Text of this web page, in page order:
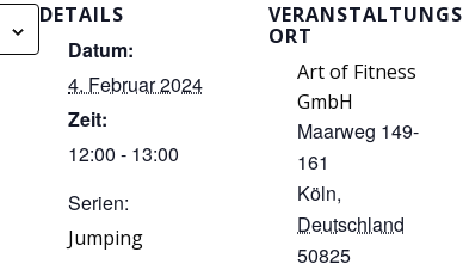
DETAILS
Datum:
4. Februar 2024
Zeit:
12:00 - 13:00
Serien:
Jumping
VERANSTALTUNGS
ORT
Art of Fitness
GmbH
Maarweg 149-
161
Köln,
Deutschland
50825